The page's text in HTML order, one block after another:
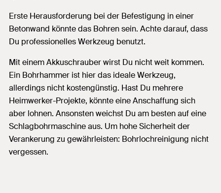
Erste Herausforderung bei der Befestigung in einer
Betonwand könnte das Bohren sein. Achte darauf, dass
Du professionelles Werkzeug benutzt.
Mit einem Akkuschrauber wirst Du nicht weit kommen.
Ein Bohrhammer ist hier das ideale Werkzeug,
allerdings nicht kostengünstig. Hast Du mehrere
Heimwerker-Projekte, könnte eine Anschaffung sich
aber lohnen. Ansonsten weichst Du am besten auf eine
Schlagbohrmaschine aus. Um hohe Sicherheit der
Verankerung zu gewährleisten: Bohrlochreinigung nicht
vergessen.